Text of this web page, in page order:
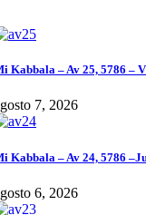
Kabbala – Av 25, 5786 –
7, 2026
Kabbala – Av 24, 5786
6, 2026